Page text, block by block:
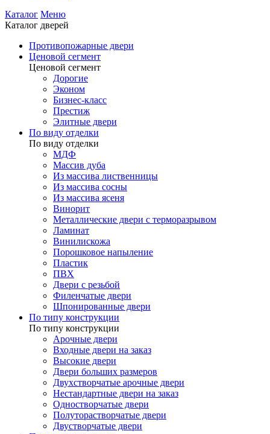
Каталог Меню
Каталог дверей
Противопожарные двери
Ценовой сегмент
Ценовой сегмент
Дорогие
Эконом
Бизнес-класс
Престиж
Элитные двери
По виду отделки
По виду отделки
МДФ
Массив дуба
Из массива лиственницы
Из массива сосны
Из массива ясеня
Винорит
Металлические двери с терморазрывом
Ламинат
Винилискожа
Порошковое напыление
Пластик
ПВХ
Двери с резьбой
Филенчатые двери
Шпонированные двери
По типу конструкции
По типу конструкции
Арочные двери
Входные двери на заказ
Высокие двери
Двери больших размеров
Двухстворчатые арочные двери
Нестандартные двери на заказ
Одностворчатые двери
Полуторастворчатые двери
Двустворчатые двери